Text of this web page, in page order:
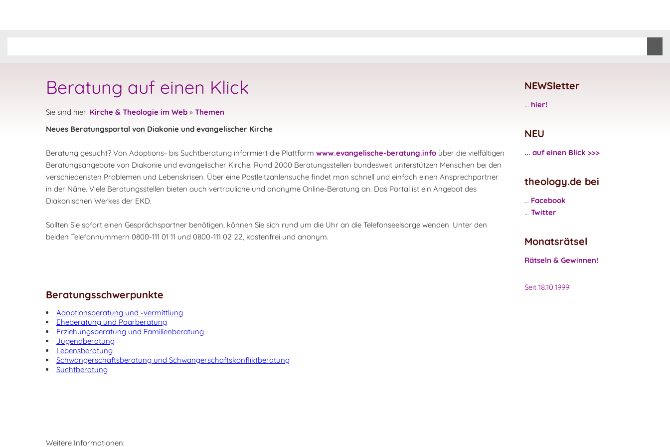
Beratung auf einen Klick
Sie sind hier: Kirche & Theologie im Web » Themen
Neues Beratungsportal von Diakonie und evangelischer Kirche
Beratung gesucht? Von Adoptions- bis Suchtberatung informiert die Plattform www.evangelische-beratung.info über die vielfältigen
Beratungsangebote von Diakonie und evangelischer Kirche. Rund 2000 Beratungsstellen bundesweit unterstützen Menschen bei den
verschiedensten Problemen und Lebenskrisen. Über eine Postleitzahlensuche findet man schnell und einfach einen Ansprechpartner
in der Nähe. Viele Beratungsstellen bieten auch vertrauliche und anonyme Online-Beratung an. Das Portal ist ein Angebot des
Diakonischen Werkes der EKD.
Sollten Sie sofort einen Gesprächspartner benötigen, können Sie sich rund um die Uhr an die Telefonseelsorge wenden. Unter den
beiden Telefonnummern 0800-111 01 11 und 0800-111 02 22, kostenfrei und anonym.
Beratungsschwerpunkte
Adoptionsberatung und -vermittlung
Eheberatung und Paarberatung
Erziehungsberatung und Familienberatung
Jugendberatung
Lebensberatung
Schwangerschaftsberatung und Schwangerschaftskonfliktberatung
Suchtberatung
Weitere Informationen:
NEWSletter
... hier!
NEU
... auf einen Blick >>>
theology.de bei
... Facebook
... Twitter
Monatsrätsel
Rätseln & Gewinnen!
Seit 18.10.1999